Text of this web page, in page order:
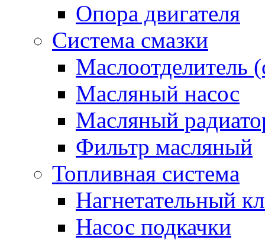
Опора двигателя
Система смазки
Маслоотделитель
Масляный насос
Масляный
Фильтр масляный
Топливная система
Нагнетательный
Насос подкачки